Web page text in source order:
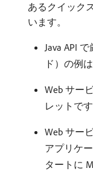
あるクイック
います。
Java API
ド）の例
Web サー
レットです
Web サー
アプリケ
タートに